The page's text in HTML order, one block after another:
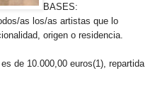
BASES:
as los/as artistas que lo
origen o residencia.
de 10.000,00 euros(1), repartida